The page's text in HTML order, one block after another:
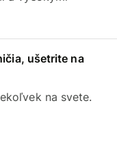
ušetrite na
na svete.